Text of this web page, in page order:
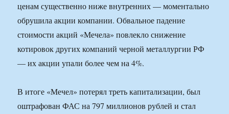
ценам существенно ниже внутренних — моментально
обрушила акции компании. Обвальное падение
стоимости акций «Мечела» повлекло снижение
котировок других компаний черной металлургии РФ
— их акции упали более чем на 4%.
В итоге «Мечел» потерял треть капитализации, был
оштрафован ФАС на 797 миллионов рублей и стал